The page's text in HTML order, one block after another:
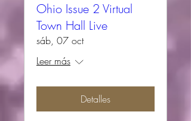
Ohio Issue 2 Virtual
Town Hall Live
sáb, 07 oct
Leer más
Detalles